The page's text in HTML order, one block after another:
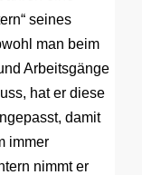
seines
man beim
Arbeitsgänge
hat er diese
damit
immer
nimmt er